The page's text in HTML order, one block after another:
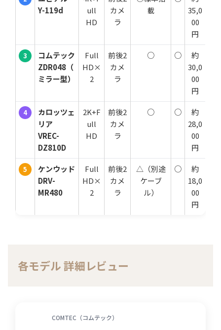
Y-119d
ull
HD
カメ
ラ
載
35,0
00
円
3
コムテック
ZDR048（
ミラー型）
Full
HD×
2
前後2
カメ
ラ
○ ○
約
30,0
00
円
4
カロッツェ
リア
VREC-
DZ810D
2K+F
ull
HD
前後2
カメ
ラ
○ ○
約
28,0
00
円
5
ケンウッド
DRV-
MR480
Full
HD×
2
前後2
カメ
ラ
△（別途
ケーブ
ル）
○
約
18,0
00
円
各モデル 詳細レビュー
COMTEC（コムテック）